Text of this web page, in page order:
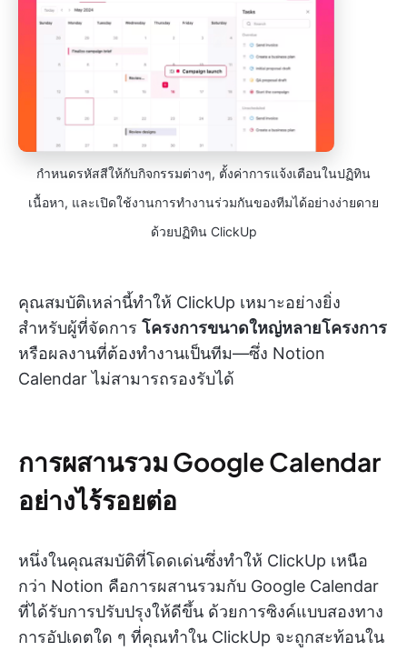
กำหนดรหัสสีให้กับกิจกรรมต่างๆ, ตั้งค่าการแจ้งเตือนในปฏิทิน
เนื้อหา, และเปิดใช้งานการทำงานร่วมกันของทีมได้อย่างง่ายดาย
ด้วยปฏิทิน ClickUp
คุณสมบัติเหล่านี้ทำให้ ClickUp เหมาะอย่างยิ่ง
สำหรับผู้ที่จัดการ โครงการขนาดใหญ่หลายโครงการ
หรือผลงานที่ต้องทำงานเป็นทีม—ซึ่ง Notion
Calendar ไม่สามารถรองรับได้
การผสานรวม Google Calendar
อย่างไร้รอยต่อ
หนึ่งในคุณสมบัติที่โดดเด่นซึ่งทำให้ ClickUp เหนือ
กว่า Notion คือการผสานรวมกับ Google Calendar
ที่ได้รับการปรับปรุงให้ดีขึ้น ด้วยการซิงค์แบบสองทาง
การอัปเดตใด ๆ ที่คุณทำใน ClickUp จะถูกสะท้อนใน